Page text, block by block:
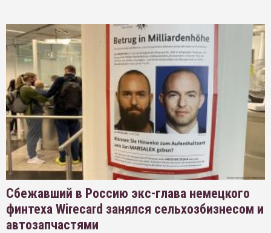
Сбежавший в Россию экс-глава немецкого
финтеха Wirecard занялся сельхозбизнесом и
автозапчастями